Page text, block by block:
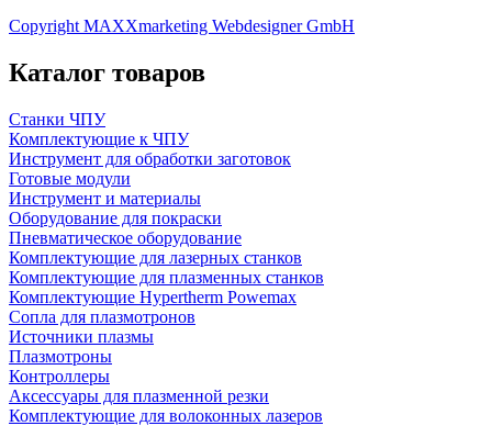
Copyright MAXXmarketing Webdesigner GmbH
Каталог товаров
Станки ЧПУ
Комплектующие к ЧПУ
Инструмент для обработки заготовок
Готовые модули
Инструмент и материалы
Оборудование для покраски
Пневматическое оборудование
Комплектующие для лазерных станков
Комплектующие для плазменных станков
Комплектующие Hypertherm Powemax
Сопла для плазмотронов
Источники плазмы
Плазмотроны
Контроллеры
Аксессуары для плазменной резки
Комплектующие для волоконных лазеров